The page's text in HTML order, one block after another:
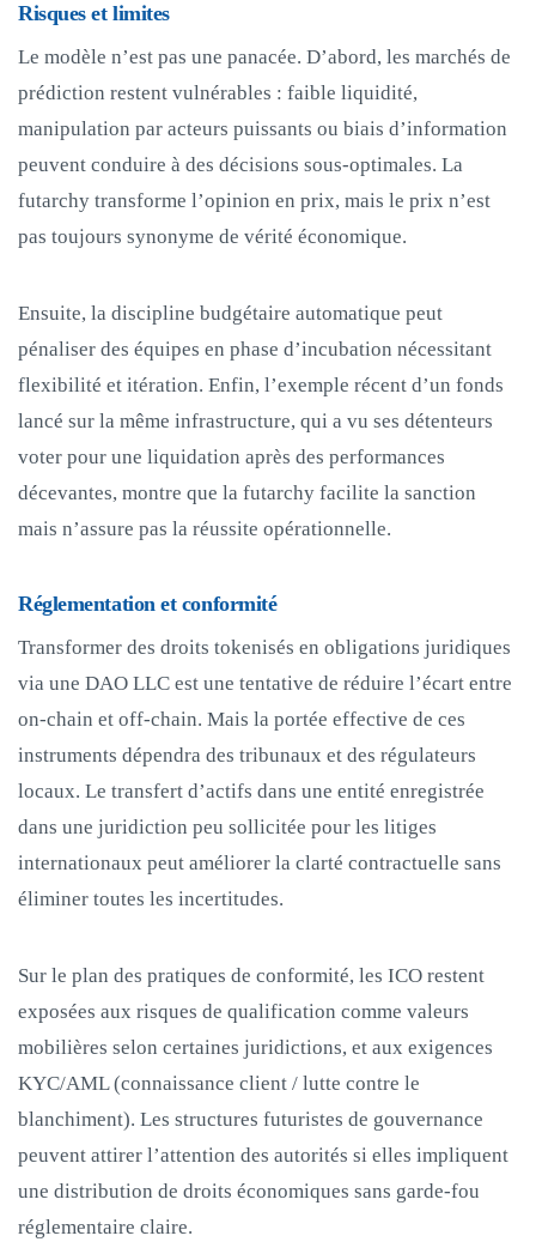
Risques et limites
Le modèle n’est pas une panacée. D’abord, les marchés de
prédiction restent vulnérables : faible liquidité,
manipulation par acteurs puissants ou biais d’information
peuvent conduire à des décisions sous‑optimales. La
futarchy transforme l’opinion en prix, mais le prix n’est
pas toujours synonyme de vérité économique.
Ensuite, la discipline budgétaire automatique peut
pénaliser des équipes en phase d’incubation nécessitant
flexibilité et itération. Enfin, l’exemple récent d’un fonds
lancé sur la même infrastructure, qui a vu ses détenteurs
voter pour une liquidation après des performances
décevantes, montre que la futarchy facilite la sanction
mais n’assure pas la réussite opérationnelle.
Réglementation et conformité
Transformer des droits tokenisés en obligations juridiques
via une DAO LLC est une tentative de réduire l’écart entre
on‑chain et off‑chain. Mais la portée effective de ces
instruments dépendra des tribunaux et des régulateurs
locaux. Le transfert d’actifs dans une entité enregistrée
dans une juridiction peu sollicitée pour les litiges
internationaux peut améliorer la clarté contractuelle sans
éliminer toutes les incertitudes.
Sur le plan des pratiques de conformité, les ICO restent
exposées aux risques de qualification comme valeurs
mobilières selon certaines juridictions, et aux exigences
KYC/AML (connaissance client / lutte contre le
blanchiment). Les structures futuristes de gouvernance
peuvent attirer l’attention des autorités si elles impliquent
une distribution de droits économiques sans garde‑fou
réglementaire claire.